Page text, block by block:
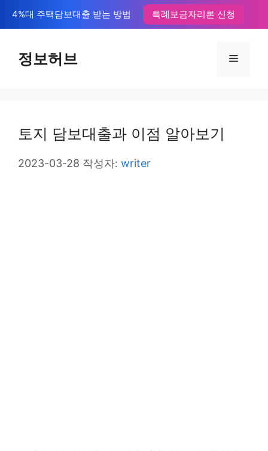
텐
4%대 주택담보대출 받는 방법 특례보금자리론 신청
정보허브 메
토지 담보대출과 이점 알아보기
2023-03-28 작성자: writer